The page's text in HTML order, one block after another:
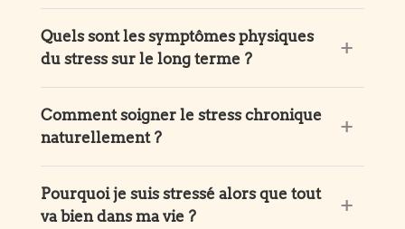
Quels sont les symptômes physiques
du stress sur le long terme ?
Comment soigner le stress chronique
naturellement ?
Pourquoi je suis stressé alors que tout
va bien dans ma vie ?